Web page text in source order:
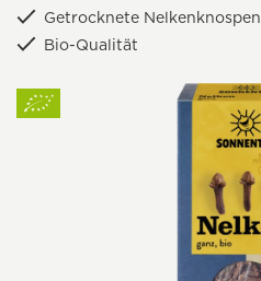
Getrocknete Nelkenknospen
Bio-Qualität